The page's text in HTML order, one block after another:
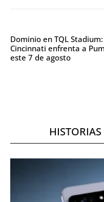
Dominio en TQL Stadium:
Cincinnati enfrenta a
este 7 de agosto